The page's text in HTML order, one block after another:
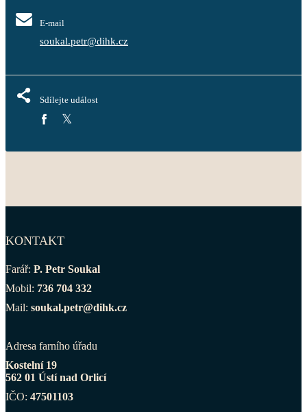
E-mail
soukal.petr@dihk.cz
Sdílejte událost
KONTAKT
Farář: P. Petr Soukal
Mobil: 736 704 332
Mail: soukal.petr@dihk.cz
Adresa farního úřadu
Kostelní 19
562 01 Ústí nad Orlicí
IČO: 47501103